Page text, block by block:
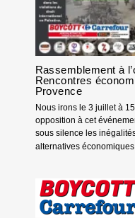
Rassemblement à
Rencontres
Provence
Nous irons le 3 juillet à
opposition à cet
sous silence les
alternatives